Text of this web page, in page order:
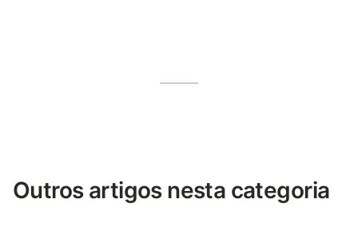
Outros artigos nesta categoria